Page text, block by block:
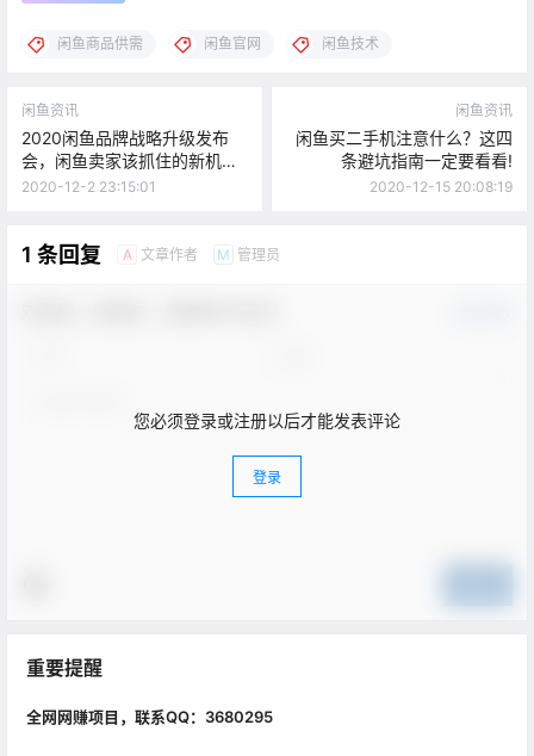
闲鱼商品供需 闲鱼官网 闲鱼技术
闲鱼资讯
2020闲鱼品牌战略升级发布
会，闲鱼卖家该抓住的新机
会！
2020-12-2 23:15:01
闲鱼资讯
闲鱼买二手机注意什么？这四
条避坑指南一定要看看!
2020-12-15 20:08:19
1 条回复 A 文章作者 M 管理员
您必须登录或注册以后才能发表评论
登录
重要提醒
全网网赚项目，联系QQ：3680295